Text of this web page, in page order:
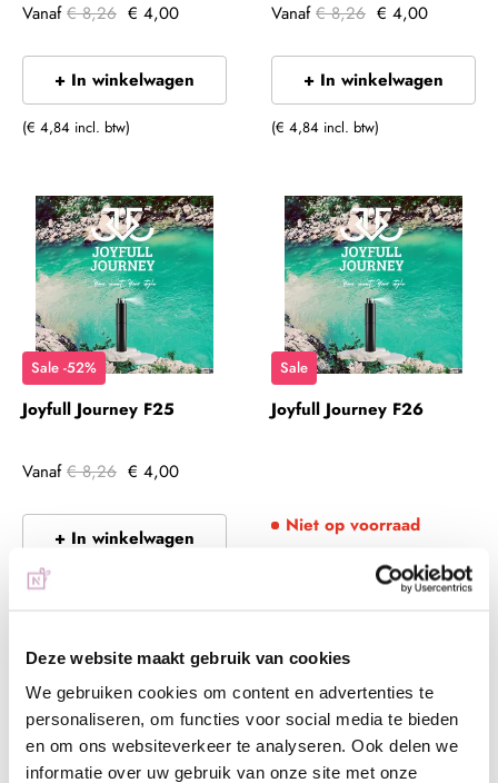
Deze website maakt gebruik van cookies
We gebruiken cookies om content en advertenties te
personaliseren, om functies voor social media te bieden
en om ons websiteverkeer te analyseren. Ook delen we
informatie over uw gebruik van onze site met onze
Vanaf € 8,26 € 4,00
+ In winkelwagen
(€ 4,84 incl. btw)
Vanaf € 8,26 € 4,00
+ In winkelwagen
(€ 4,84 incl. btw)
Sale -52%
Joyfull Journey F25
Vanaf € 8,26 € 4,00
+ In winkelwagen
(€ 4,84 incl. btw)
Sale
Joyfull Journey F26
Niet op voorraad
(€ 0,00 incl. btw)